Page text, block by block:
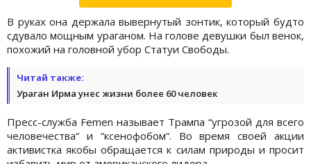
В руках она держала вывернутый зонтик, который будто
сдувало мощным ураганом. На голове девушки был венок,
похожий на головной убор Статуи Свободы.
Читай также:
Ураган Ирма унес жизни более 60 человек
Пресс-служба Femen называет Трампа “угрозой для всего
человечества“ и “ксенофобом“. Во время своей акции
активистка якобы обращается к силам природы и просит